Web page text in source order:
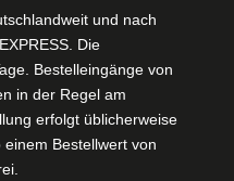
und nach
Die
Bestelleingänge von
in der Regel am
erfolgt üblicherweise
Bestellwert von